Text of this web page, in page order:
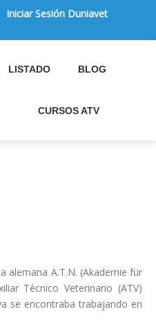
Iniciar Sesión Duniavet
LISTADO BLOG
CURSOS ATV
alemana A.T.N. (Akademie für
Técnico Veterinario (ATV)
se encontraba trabajando en